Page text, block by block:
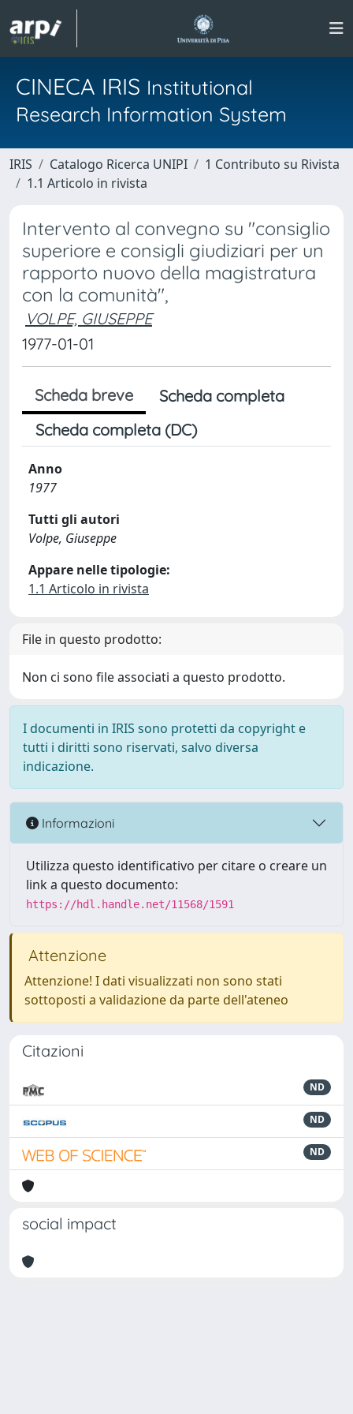
CINECA IRIS Institutional
Research Information System
IRIS Catalogo Ricerca UNIPI
1 Contributo su Rivista
1.1 Articolo in rivista
Intervento al convegno su "consiglio
superiore e consigli giudiziari per un
rapporto nuovo della magistratura
con la comunità",
VOLPE, GIUSEPPE
1977-01-01
Scheda breve
Scheda completa
Scheda completa (DC)
Anno
1977
Tutti gli autori
Volpe, Giuseppe
Appare nelle tipologie:
1.1 Articolo in rivista
File in questo prodotto:
Non ci sono file associati a questo prodotto.
I documenti in IRIS sono protetti da copyright e
tutti i diritti sono riservati, salvo diversa
indicazione.
Informazioni
Utilizza questo identificativo per citare o creare un
link a questo documento:
https://hdl.handle.net/11568/1591
Attenzione
Attenzione! I dati visualizzati non sono stati
sottoposti a validazione da parte dell'ateneo
Citazioni
ND
ND
ND
social impact